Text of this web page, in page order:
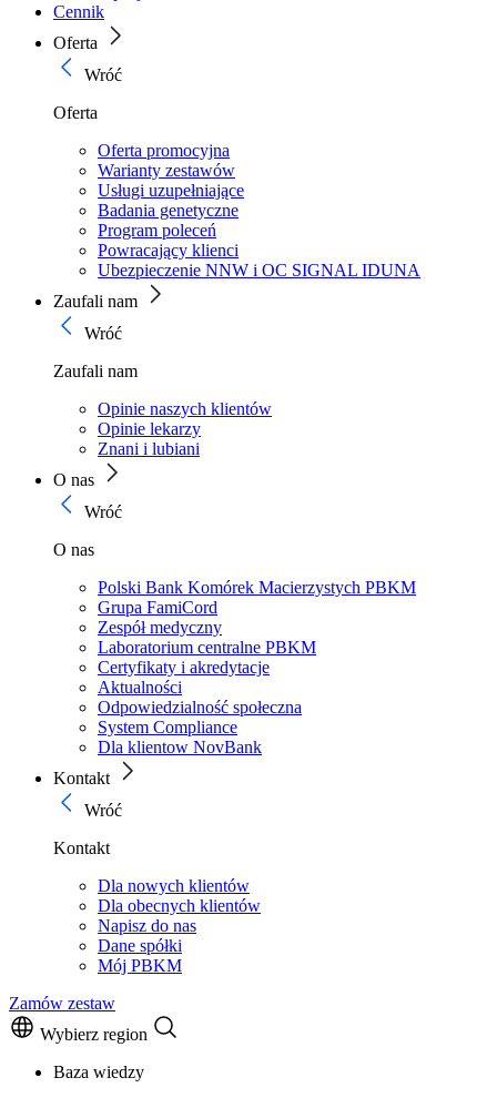
Cennik
Oferta
Wróć
Oferta
Oferta promocyjna
Warianty zestawów
Usługi uzupełniające
Badania genetyczne
Program poleceń
Powracający klienci
Ubezpieczenie NNW i OC SIGNAL IDUNA
Zaufali nam
Wróć
Zaufali nam
Opinie naszych klientów
Opinie lekarzy
Znani i lubiani
O nas
Wróć
O nas
Polski Bank Komórek Macierzystych PBKM
Grupa FamiCord
Zespół medyczny
Laboratorium centralne PBKM
Certyfikaty i akredytacje
Aktualności
Odpowiedzialność społeczna
System Compliance
Dla klientow NovBank
Kontakt
Wróć
Kontakt
Dla nowych klientów
Dla obecnych klientów
Napisz do nas
Dane spółki
Mój PBKM
Zamów zestaw
Wybierz region
Baza wiedzy